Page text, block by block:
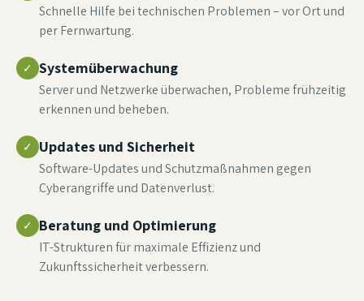
Schnelle Hilfe bei technischen Problemen – vor Ort und
per Fernwartung.
✓ Systemüberwachung
Server und Netzwerke überwachen, Probleme frühzeitig
erkennen und beheben.
✓ Updates und Sicherheit
Software-Updates und Schutzmaßnahmen gegen
Cyberangriffe und Datenverlust.
✓ Beratung und Optimierung
IT-Strukturen für maximale Effizienz und
Zukunftssicherheit verbessern.